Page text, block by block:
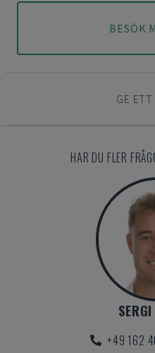
BESÖK
GE
HAR DU FLER
+49 162